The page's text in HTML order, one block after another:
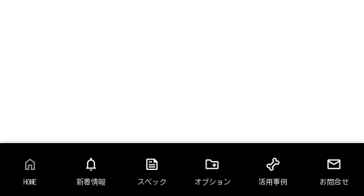
HOME 新着情報 スペック オプション 活用事例 お問合せ